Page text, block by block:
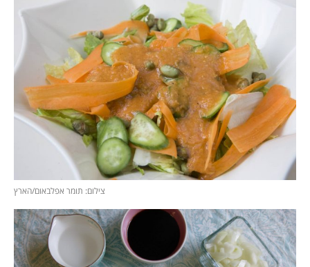
צילום: תומר אפלבאום/הארץ